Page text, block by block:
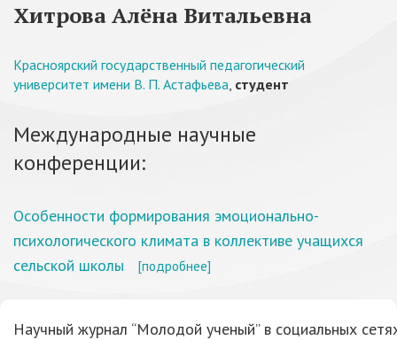
Хитрова Алёна Витальевна
Красноярский государственный педагогический
университет имени В. П. Астафьева, студент
Международные научные
конференции:
Особенности формирования эмоционально-
психологического климата в коллективе учащихся
сельской школы
[подробнее]
Научный журнал “Молодой ученый” в социальных